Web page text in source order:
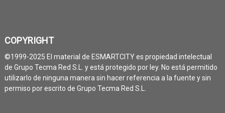
COPYRIGHT
©1999-2025 El material de ESMARTCITY es propiedad intelectual
de Grupo Tecma Red S.L. y está protegido por ley. No está permitido
utilizarlo de ninguna manera sin hacer referencia a la fuente y sin
permiso por escrito de Grupo Tecma Red S.L.